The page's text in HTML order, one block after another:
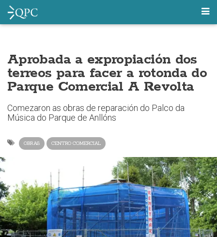
Aprobada a expropiación dos
terreos para facer a rotonda do
Parque Comercial A Revolta
Comezaron as obras de reparación do Palco da
Música do Parque de Anllóns
OBRAS CENTRO COMERCIAL